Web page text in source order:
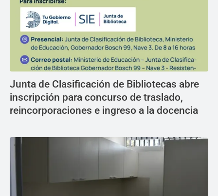
Junta de Clasificación de Bibliotecas abre
inscripción para concurso de traslado,
reincorporaciones e ingreso a la docencia